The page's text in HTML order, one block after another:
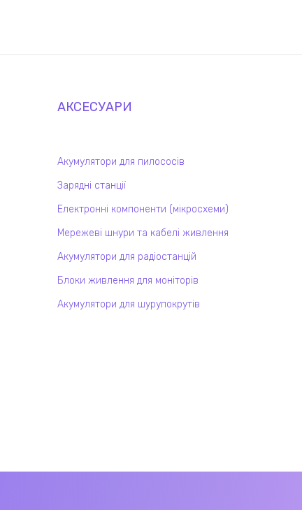
АКСЕСУАРИ
Акумулятори для пилососів
Зарядні станції
Електронні компоненти (мікросхеми)
Мережеві шнури та кабелі живлення
Акумулятори для радіостанцій
Блоки живлення для моніторів
Акумулятори для шурупокрутів